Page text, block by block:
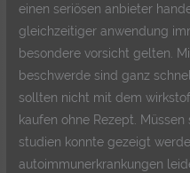
einen seriösen anbieter
gleichzeitiger anwendung
besondere vorsicht gelten.
beschwerde sind ganz
sollten nicht mit dem
kaufen ohne Rezept.
studien konnte gezeigt
autoimmunerkrankungen